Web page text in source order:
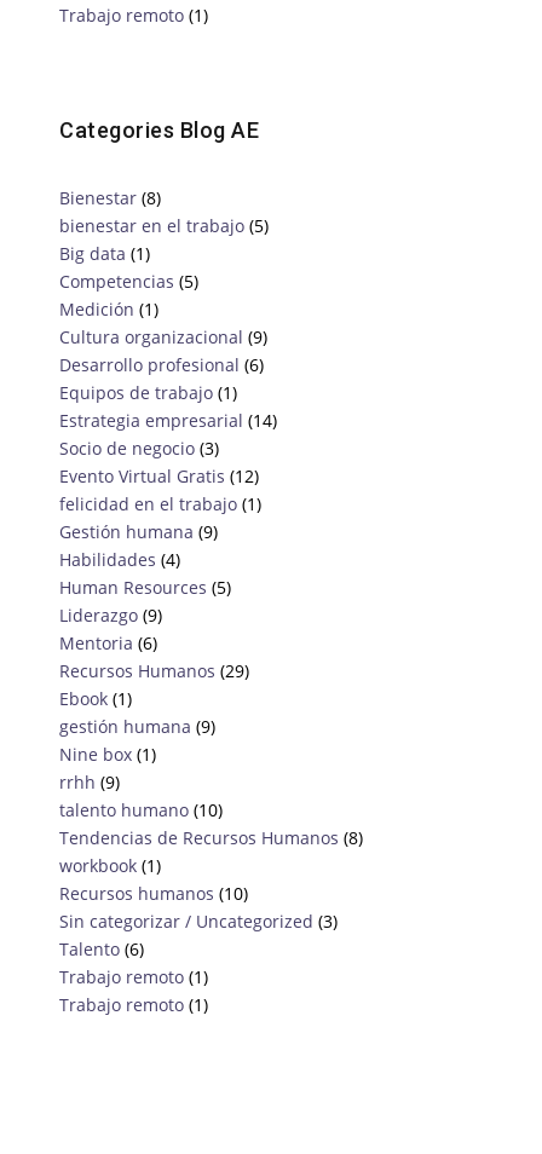
Trabajo remoto (1)
Categories Blog AE
Bienestar (8)
bienestar en el trabajo (5)
Big data (1)
Competencias (5)
Medición (1)
Cultura organizacional (9)
Desarrollo profesional (6)
Equipos de trabajo (1)
Estrategia empresarial (14)
Socio de negocio (3)
Evento Virtual Gratis (12)
felicidad en el trabajo (1)
Gestión humana (9)
Habilidades (4)
Human Resources (5)
Liderazgo (9)
Mentoria (6)
Recursos Humanos (29)
Ebook (1)
gestión humana (9)
Nine box (1)
rrhh (9)
talento humano (10)
Tendencias de Recursos Humanos (8)
workbook (1)
Recursos humanos (10)
Sin categorizar / Uncategorized (3)
Talento (6)
Trabajo remoto (1)
Trabajo remoto (1)